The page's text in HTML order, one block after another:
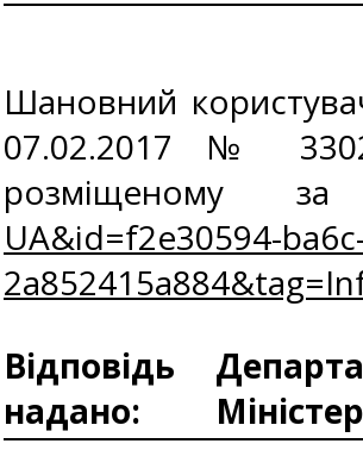
Шановний
07.02.2017 №
розміщеному
UA&id=f2e30594-
Відповідь
надано: